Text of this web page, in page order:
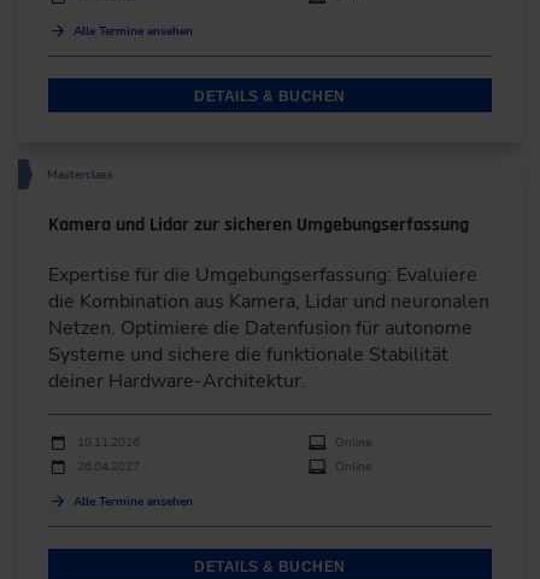
Alle Termine ansehen
DETAILS & BUCHEN
Masterclass
Kamera und Lidar zur sicheren Umgebungserfassung
Expertise für die Umgebungserfassung: Evaluiere
die Kombination aus Kamera, Lidar und neuronalen
Netzen. Optimiere die Datenfusion für autonome
Systeme und sichere die funktionale Stabilität
deiner Hardware-Architektur.
Durchführungen
Veranstaltungsdatum
10.11.2026
Online
26.04.2027
Online
Alle Termine ansehen
DETAILS & BUCHEN